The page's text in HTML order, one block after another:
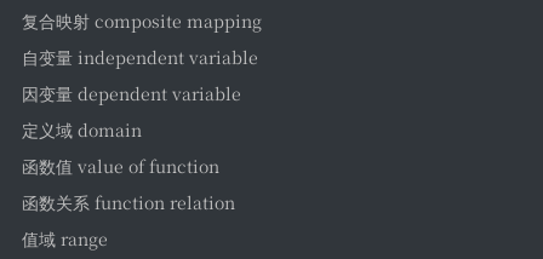
复合映射 composite mapping
自变量 independent variable
因变量 dependent variable
定义域 domain
函数值 value of function
函数关系 function relation
值域 range